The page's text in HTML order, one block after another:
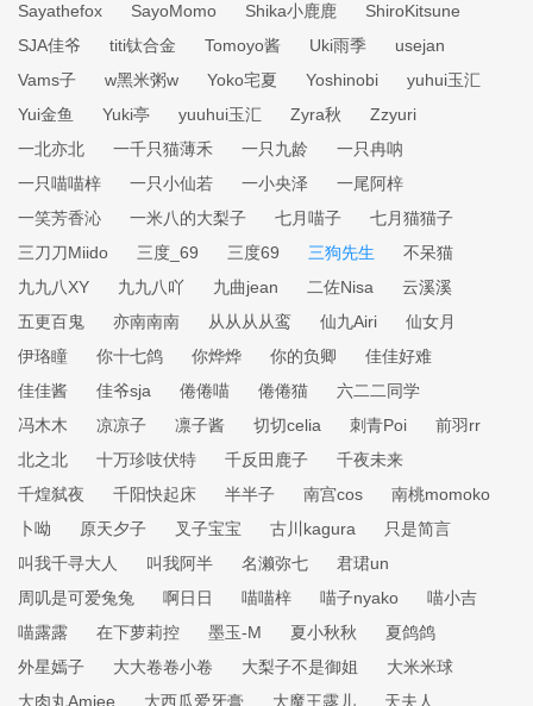
Sayathefox
SayoMomo Shika小鹿鹿
ShiroKitsune
SJA佳爷
titi钛合金 Tomoyo酱 Uki雨季
usejan
Vams子
w黑米粥w Yoko宅夏 Yoshinobi
yuhui玉汇
Yui金鱼
Yuki亭 yuuhui玉汇 Zyra秋
Zzyuri
一北亦北
一千只猫薄禾 一只九龄
一只冉呐
一只喵喵梓
一只小仙若 一小央泽
一尾阿梓
一笑芳香沁
一米八的大梨子 七月喵子
七月猫猫子
三刀刀Miido
三度_69 三度69 三狗先生
不呆猫
九九八XY
九九八吖 九曲jean 二佐Nisa
云溪溪
五更百鬼
亦南南南 从从从从鸾 仙九Airi
仙女月
伊珞瞳
你十七鸽 你烨烨 你的负卿
佳佳好难
佳佳酱
佳爷sja 倦倦喵 倦倦猫
六二二同学
冯木木
凉凉子 凛子酱 切切celia 刺青Poi
前羽rr
北之北
十万珍吱伏特 千反田鹿子
千夜未来
千煌弑夜
千阳快起床 半半子 南宫cos
南桃momoko
卜呦
原天夕子 叉子宝宝 古川kagura
只是简言
叫我千寻大人
叫我阿半 名濑弥七
君珺un
周叽是可爱兔兔
啊日日 喵喵梓 喵子nyako
喵小吉
喵露露
在下萝莉控 墨玉-M 夏小秋秋
夏鸽鸽
外星嫣子
大大卷卷小卷 大梨子不是御姐
大米米球
大肉丸Amiee
大西瓜爱牙膏 大魔王露儿
天夫人